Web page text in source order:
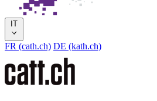
IT
FR (cath.ch) DE (kath.ch)